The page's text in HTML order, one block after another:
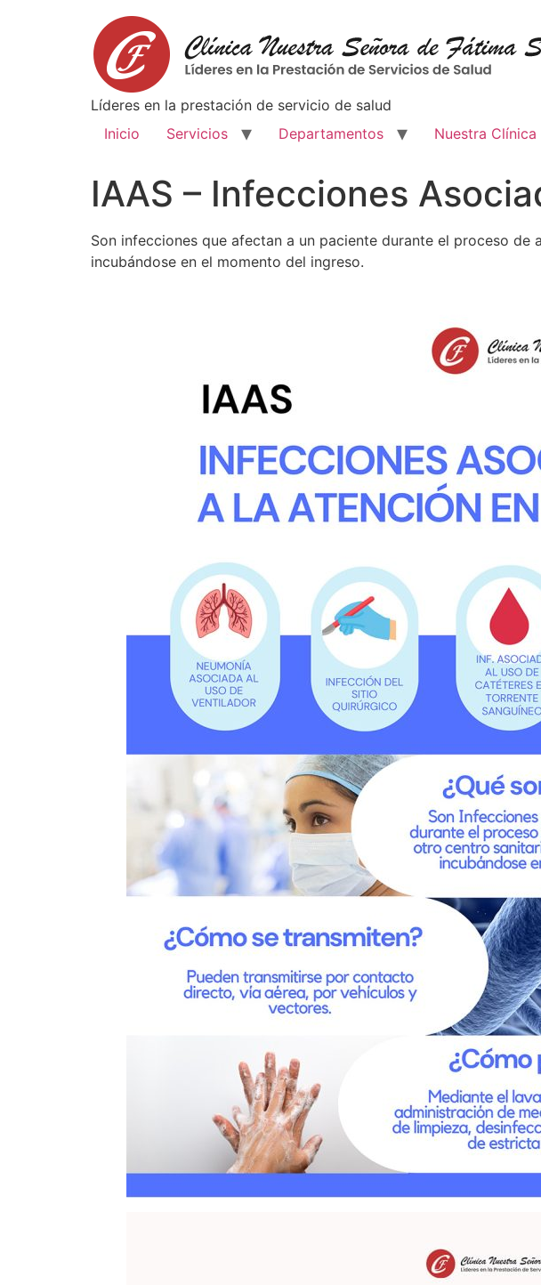
Lí­deres en la prestación de servicio de salud
Inicio
Servicios Departamentos Nuestra Clínica
IAAS – Infecciones
Son infecciones que afectan a un paciente durante el proceso
incubándose en el momento del ingreso.